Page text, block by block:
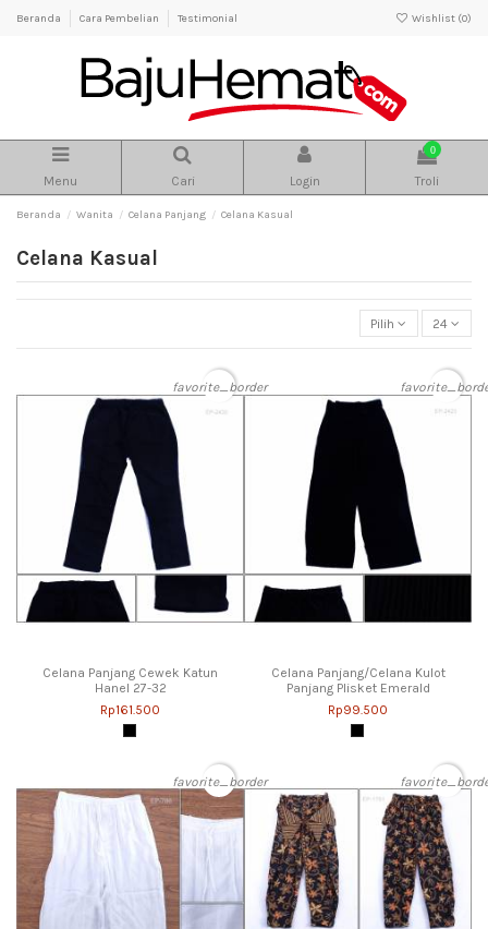
Beranda Cara Pembelian Testimonial Wishlist (0)
Menu Cari Login
0
Troli
Beranda Wanita Celana Panjang Celana Kasual
Celana Kasual
Pilih 24
favorite_border
Celana Panjang Cewek Katun
Hanel 27-32
Rp161.500
Celana Panjang/Celana Kulot
Panjang Plisket Emerald
Rp99.500
favorite_border